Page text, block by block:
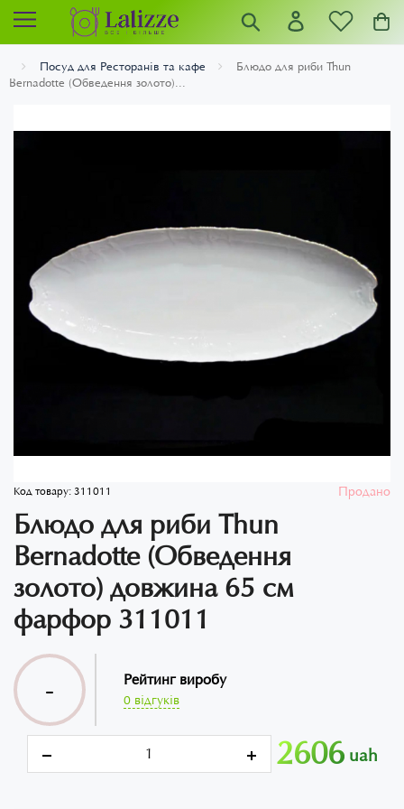
Посуд для Ресторанів та кафе
Блюдо для риби Thun
Bernadotte (Обведення золото)...
Код товару:311011 Продано
Блюдо для риби Thun
Bernadotte (Обведення
золото) довжина 65 см
фарфор 311011
- Рейтинг виробу
0 відгуків
2606 uah